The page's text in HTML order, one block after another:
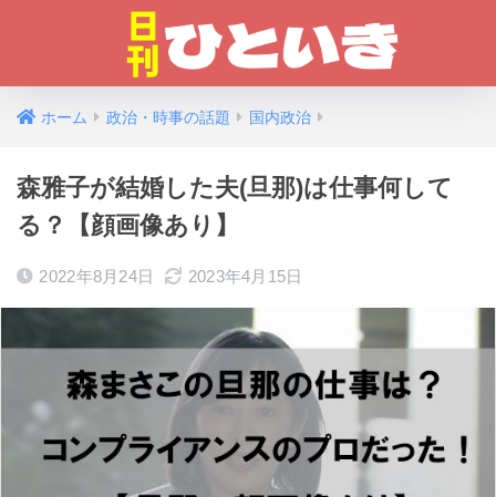
ホーム 政治・時事の話題 国内政治
森雅子が結婚した夫(旦那)は仕事何して
る？【顔画像あり】
2022年8月24日 2023年4月15日